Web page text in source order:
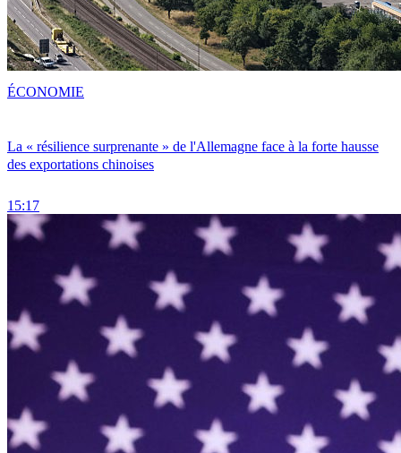
La « résilience surprenante » de l'Allemagne face à la forte hausse
des exportations chinoises
15:17
ÉCONOMIE